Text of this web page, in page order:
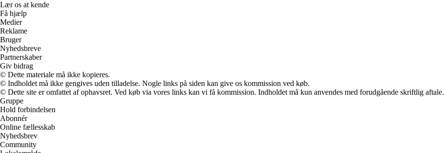
Lær os at kende
Få hjælp
Medier
Reklame
Bruger
Nyhedsbreve
Partnerskaber
Giv bidrag
© Dette materiale må ikke kopieres.
© Indholdet må ikke gengives uden tilladelse. Nogle links på siden kan give os kommission ved køb.
© Dette site er omfattet af ophavsret. Ved køb via vores links kan vi få kommission. Indholdet må kun anvendes med forudgående skriftlig aftale.
Gruppe
Hold forbindelsen
Abonnér
Online fællesskab
Nyhedsbrev
Community